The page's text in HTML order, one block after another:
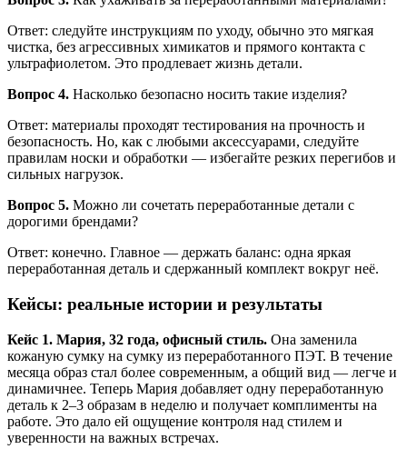
Ответ: следуйте инструкциям по уходу, обычно это мягкая
чистка, без агрессивных химикатов и прямого контакта с
ультрафиолетом. Это продлевает жизнь детали.
Вопрос 4. Насколько безопасно носить такие изделия?
Ответ: материалы проходят тестирования на прочность и
безопасность. Но, как с любыми аксессуарами, следуйте
правилам носки и обработки — избегайте резких перегибов и
сильных нагрузок.
Вопрос 5. Можно ли сочетать переработанные детали с
дорогими брендами?
Ответ: конечно. Главное — держать баланс: одна яркая
переработанная деталь и сдержанный комплект вокруг неё.
Кейсы: реальные истории и результаты
Кейс 1. Мария, 32 года, офисный стиль. Она заменила
кожаную сумку на сумку из переработанного ПЭТ. В течение
месяца образ стал более современным, а общий вид — легче и
динамичнее. Теперь Мария добавляет одну переработанную
деталь к 2–3 образам в неделю и получает комплименты на
работе. Это дало ей ощущение контроля над стилем и
уверенности на важных встречах.